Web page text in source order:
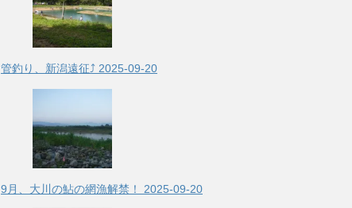
管釣り、新潟遠征⤴ 2025-09-20
9月、大川の鮎の網漁解禁！ 2025-09-20